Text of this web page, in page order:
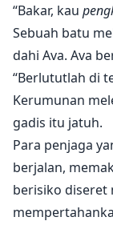
lalu. Hukuman
berat untuk
teman-
malam itu.
Setelah tiga
– Green Light
dengan Alpha-
siapa mereka
Tiga tahun
mengubah
dendam. Dia
“Bakar, kau
Sebuah batu
dahi Ava. Ava
“Berlututlah di
Kerumunan
gadis itu jatuh.
Para penjaga
berjalan,
berisiko diseret